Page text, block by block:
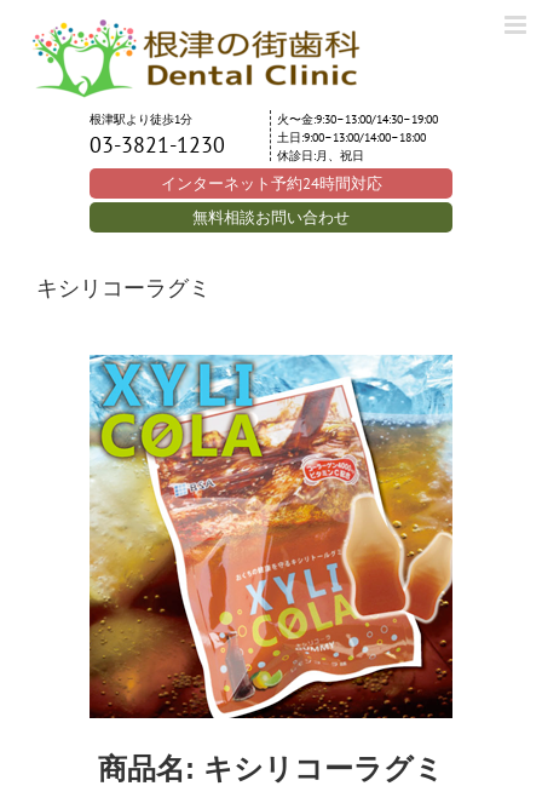
content
根津駅より徒歩1分
03-3821-1230
火〜金:9:30–13:00/14:30–19:00
土日:9:00–13:00/14:00–18:00
休診日:月、祝日
インターネット予約24時間対応
無料相談お問い合わせ
キシリコーラグミ
商品名: キシリコーラグミ